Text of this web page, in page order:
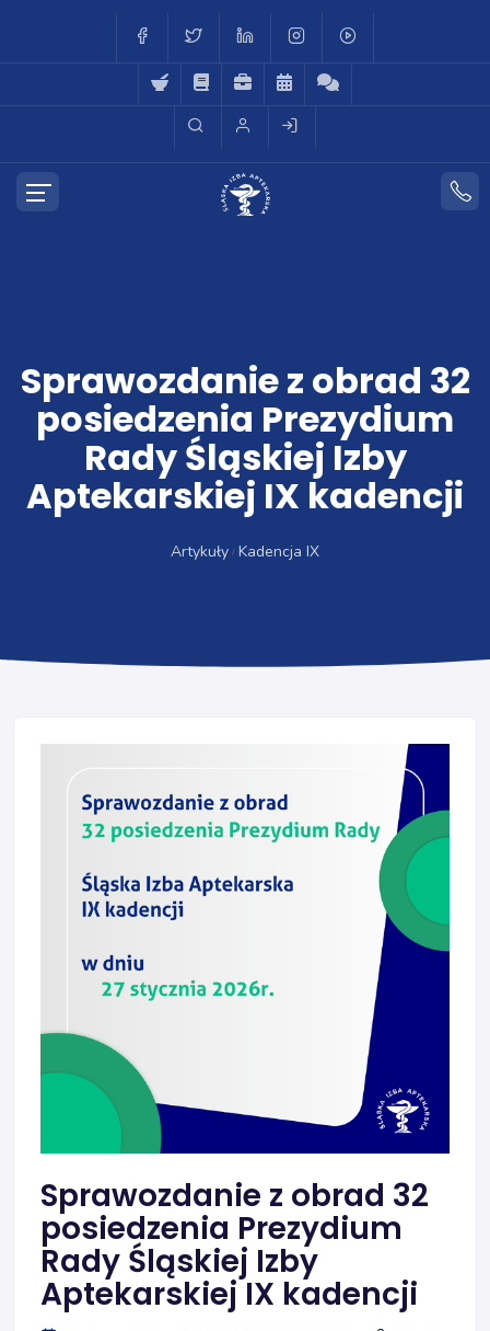
Sprawozdanie z obrad 32
posiedzenia Prezydium
Rady Śląskiej Izby
Aptekarskiej IX kadencji
Artykuły Kadencja IX
Sprawozdanie z obrad 32
posiedzenia Prezydium
Rady Śląskiej Izby
Aptekarskiej IX kadencji